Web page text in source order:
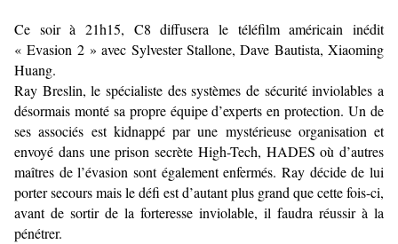
Ce soir à 21h15, C8 diffusera le téléfilm américain inédit
« Evasion 2 » avec Sylvester Stallone, Dave Bautista, Xiaoming
Huang.
Ray Breslin, le spécialiste des systèmes de sécurité inviolables a
désormais monté sa propre équipe d’experts en protection. Un de
ses associés est kidnappé par une mystérieuse organisation et
envoyé dans une prison secrète High-Tech, HADES où d’autres
maîtres de l’évasion sont également enfermés. Ray décide de lui
porter secours mais le défi est d’autant plus grand que cette fois-ci,
avant de sortir de la forteresse inviolable, il faudra réussir à la
pénétrer.